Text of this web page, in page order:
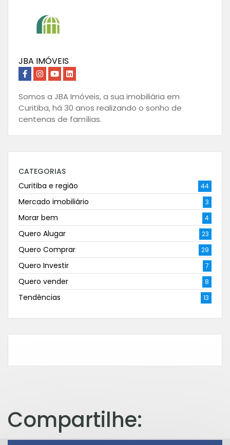
JBA IMÓVEIS
Somos a JBA Imóveis, a sua imobiliária em
Curitiba, há 30 anos realizando o sonho de
centenas de famílias.
CATEGORIAS
Curitiba e região
44
Mercado imobiliário 3
Morar bem 4
Quero Alugar 23
Quero Comprar 29
Quero Investir 7
Quero vender 8
Tendências 13
Compartilhe: